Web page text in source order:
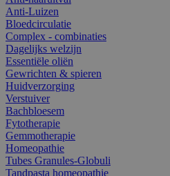
Anti-Luizen
Bloedcirculatie
Complex - combinaties
Dagelijks welzijn
Essentiële oliën
Gewrichten & spieren
Huidverzorging
Verstuiver
Bachbloesem
Fytotherapie
Gemmotherapie
Homeopathie
Tubes Granules-Globuli
Tandpasta homeopathie